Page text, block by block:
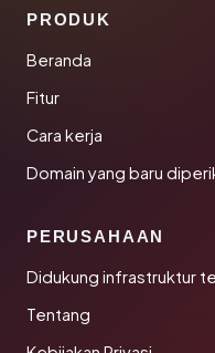
PRODUK
Beranda
Fitur
Cara kerja
Domain yang baru
PERUSAHAAN
Didukung infrastruktur
Tentang